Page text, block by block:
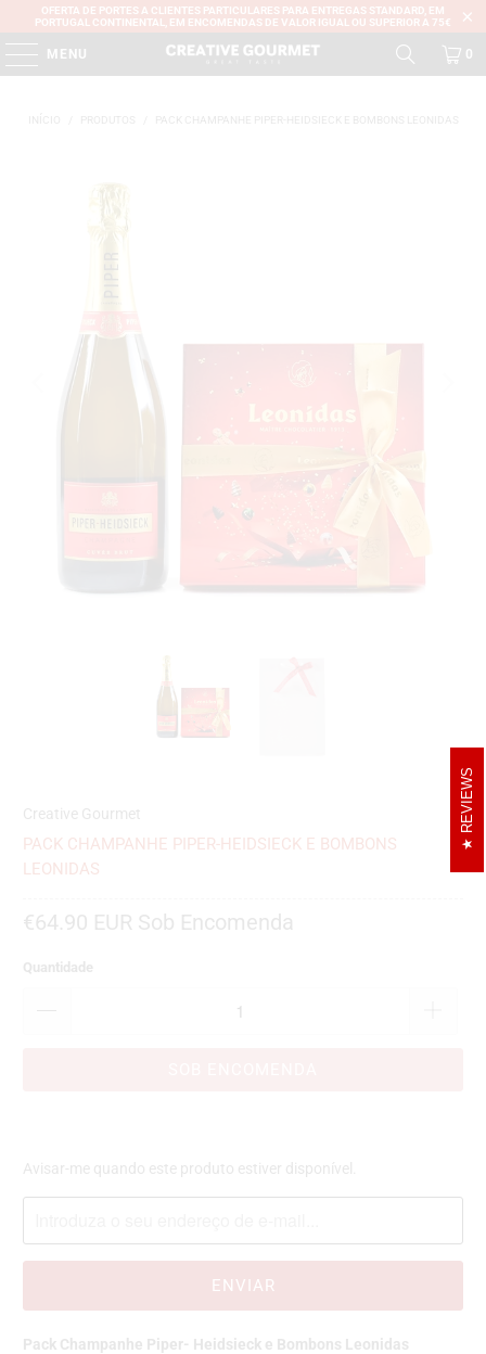
OFERTA DE PORTES A CLIENTES PARTICULARES PARA ENTREGAS STANDARD, EM
PORTUGAL CONTINENTAL, EM ENCOMENDAS DE VALOR IGUAL OU SUPERIOR A 75€
MENU 0
PRODUTOS PACK CHAMPANHE PIPER-HEIDSIECK E BOMBONS LEONIDAS
Creative Gourmet
PACK CHAMPANHE PIPER-HEIDSIECK E BOMBONS
LEONIDAS
€64.90 EUR Sob Encomenda
Quantidade
Por
quando
product
Avisar-me quando este produto estiver disponível.
Pack Champanhe Piper- Heidsieck e Bombons Leonidas
REVIEWS